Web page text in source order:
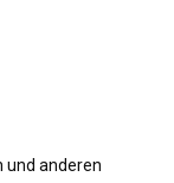
und anderen